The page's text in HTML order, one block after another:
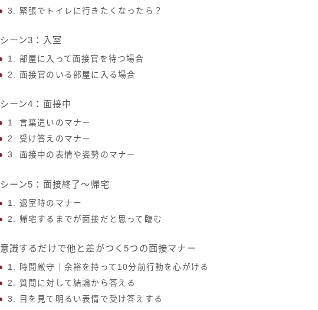
3. 緊張でトイレに行きたくなったら？
シーン3：入室
1. 部屋に入って面接官を待つ場合
2. 面接官のいる部屋に入る場合
シーン4：面接中
1. 言葉遣いのマナー
2. 受け答えのマナー
3. 面接中の表情や姿勢のマナー
シーン5：面接終了〜帰宅
1. 退室時のマナー
2. 帰宅するまでが面接だと思って臨む
意識するだけで他と差がつく5つの面接マナー
1. 時間厳守｜余裕を持って10分前行動を心がける
2. 質問に対して結論から答える
3. 目を見て明るい表情で受け答えする